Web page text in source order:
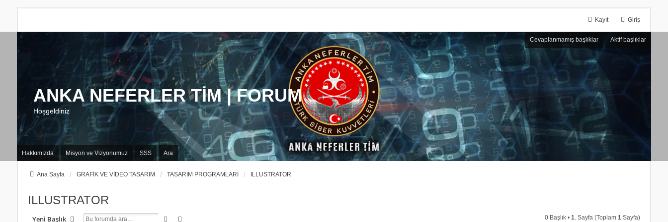
Giriş
Kayıt
Cevaplanmamış başlıklar Aktif başlıklar
ANKA NEFERLER TİM | FORUM
Hoşgeldiniz
Hakkımızda Misyon ve Vizyonumuz SSS Ara
Ana Sayfa GRAFİK VE VİDEO TASARIM TASARIM PROGRAMLARI ILLUSTRATOR
ILLUSTRATOR
Yeni Başlık Ara 0 Başlık •1. Sayfa (Toplam1 Sayfa)